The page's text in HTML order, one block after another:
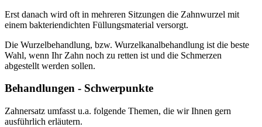
Erst danach wird oft in mehreren Sitzungen die Zahnwurzel mit
einem bakteriendichten Füllungsmaterial versorgt.
Die Wurzelbehandlung, bzw. Wurzelkanalbehandlung ist die beste
Wahl, wenn Ihr Zahn noch zu retten ist und die Schmerzen
abgestellt werden sollen.
Behandlungen - Schwerpunkte
Zahnersatz umfasst u.a. folgende Themen, die wir Ihnen gern
ausführlich erläutern.